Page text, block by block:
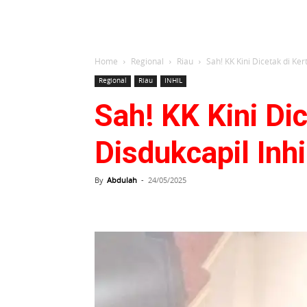
Home Regional Riau Sah! KK Kini Dicetak di
Regional Riau INHIL
Sah! KK Kini
Disdukcapil
By Abdulah - 24/05/2025